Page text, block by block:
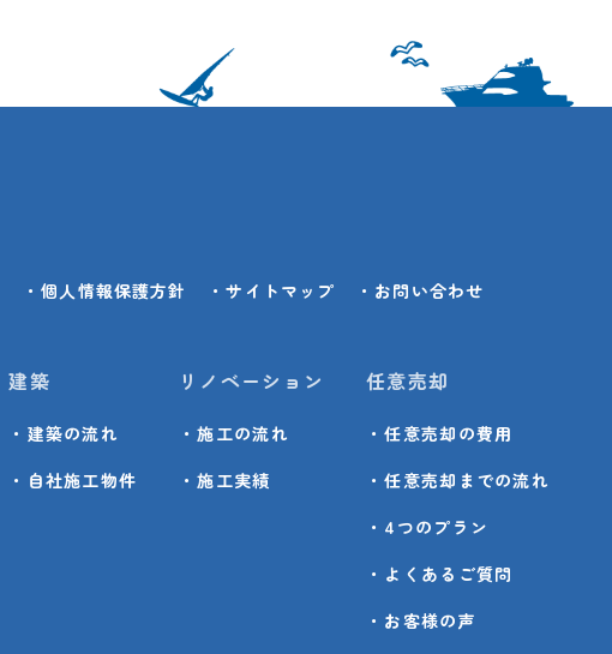
・個人情報保護方針 ・サイトマップ
・お問い合わせ
建築
・建築の流れ
・自社施工物件
リノベーション
・施工の流れ
・施工実績
任意売却
・任意売却の費用
・任意売却までの流れ
・4つのプラン
・よくあるご質問
・お客様の声